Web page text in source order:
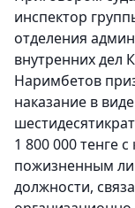
инспектор
отделения
внутренних дел
Наримбетов
наказание в
1 800 000 тенге
пожизненным
должности,